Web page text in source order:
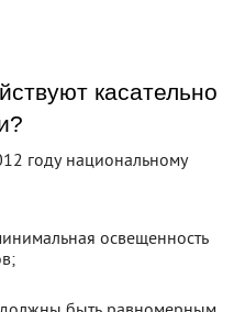
касательно
году национальному
освещенность